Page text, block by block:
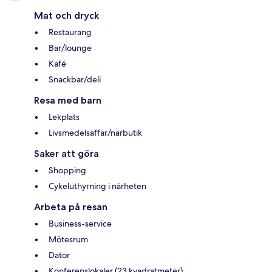
Mat och dryck
Restaurang
Bar/lounge
Kafé
Snackbar/deli
Resa med barn
Lekplats
Livsmedelsaffär/närbutik
Saker att göra
Shopping
Cykeluthyrning i närheten
Arbeta på resan
Business-service
Mötesrum
Dator